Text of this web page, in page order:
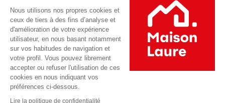
Footer
Nous utilisons nos propres cookies et
ceux de tiers à des fins d’analyse et
d'amélioration de votre expérience
utilisateur, en nous basant notamment
sur vos habitudes de navigation et
votre profil. Vous pouvez librement
accepter ou refuser l'utilisation de ces
cookies en nous indiquant vos
préférences ci-dessous.
Lire la politique de confidentialité